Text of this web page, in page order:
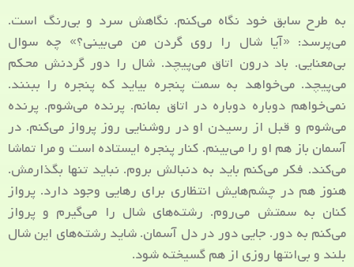
به طرح سابق خود نگاه می‌کنم. نگاهش سرد و بی‌رنگ است.
می‌پرسد: «آیا شال را روی گردن من می‌بینی؟» چه سوال
بی‌معنایی. باد درون اتاق می‌پیچد. شال را دور گردنش محکم
می‌پیچد. می‌خواهد به سمت پنجره بیاید که پنجره را ببنند.
نمی‌خواهم دوباره دوباره در اتاق بمانم. پرنده می‌شوم. پرنده
می‌شوم و قبل از رسیدن او در روشنایی روز پرواز می‌کنم. در
آسمان باز هم او را می‌بینم. کنار پنجره ایستاده است و مرا تماشا
می‌کند. فکر می‌کنم باید به دنبالش بروم. نباید تنها بگذارمش.
هنوز هم در چشم‌هایش انتظاری برای رهایی وجود دارد. پرواز
کنان به سمتش می‌روم. رشته‌های شال را می‌گیرم و پرواز
می‌کنم به دور. جایی دور در دل آسمان. شاید رشته‌های این شال
بلند و بی‌انتها روزی از هم گسیخته شود.